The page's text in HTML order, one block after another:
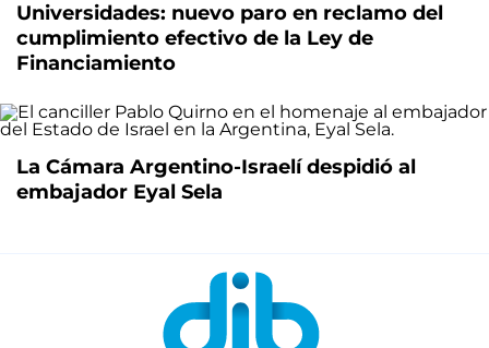
Universidades: nuevo paro en reclamo del
cumplimiento efectivo de la Ley de
Financiamiento
La Cámara Argentino-Israelí despidió al
embajador Eyal Sela